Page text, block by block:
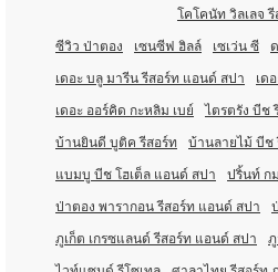
โคโคนัท วิลเลจ รี
ซีวิว ป่าตอง เซนซีฟ ฮิลล์ เซเว่น ซี
เดอะ บลู มารีน รีสอร์ท แอนด์ สปา เด
เดอะ ออร์คิด กะหลิม เบย์ ไตรตรัง บีช
บ้านยินดี บูติค รีสอร์ท บ้านลายไม้ บีช
แบมบู บีช โฮเต็ล แอนด์ สปา ปริ้นท์ ก
ป่าตอง พารากอน รีสอร์ท แอนด์ สปา
ภูเก็ต เกรซแลนด์ รีสอร์ท แอนด์ สปา ภู